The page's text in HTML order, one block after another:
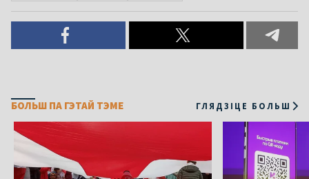
БОЛЬШ ПА ГЭТАЙ ТЭМЕ ГЛЯДЗІЦЕ БОЛЬШ